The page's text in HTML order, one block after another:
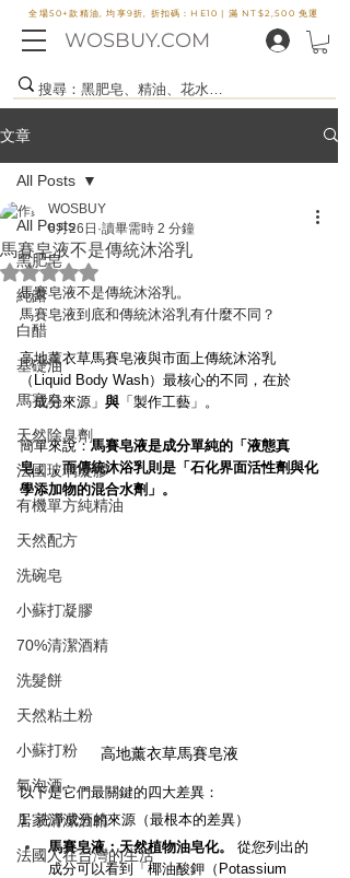
WOSBUY.COM
全場50+款精油, 均享9折, 折扣碼：HE10 | 滿 NT$2,500 免運
文章
All Posts
黑肥皂
純露
白醋
基礎油
馬賽皂
天然除臭劑
法國玻璃凝膠
有機單方純精油
天然配方
洗碗皂
小蘇打凝膠
70%清潔酒精
洗髮餅
天然粘土粉
小蘇打粉
氣泡酒
居家清潔酒精
法國人在台灣的生活
All Posts
馬賽皂液不是傳統沐浴乳
WOSBUY
6月26日 讀畢需時 2 分鐘
評等為 NaN（最高為 5 顆星）。
馬賽皂液不是傳統沐浴乳。
馬賽皂液到底和傳統沐浴乳有什麼不同？
高地薰衣草馬賽皂液與市面上傳統沐浴乳
（Liquid Body Wash）最核心的不同，在於
「成分來源」 與 「製作工藝」。
簡單來說：馬賽皂液是成分單純的「液態真
皂」，而傳統沐浴乳則是「石化界面活性劑與化
學添加物的混合水劑」。
高地薰衣草馬賽皂液
以下是它們最關鍵的四大差異：
1. 洗淨成分的來源（最根本的差異）
馬賽皂液：天然植物油皂化。
從您列出的
成分可以看到「椰油酸鉀（Potassium